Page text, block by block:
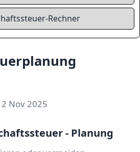
Rechner
Nov 2025
- Planung